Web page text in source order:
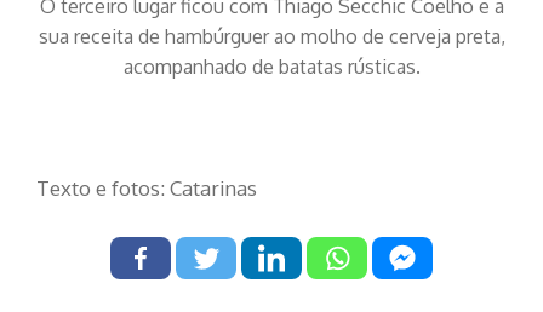
O terceiro lugar ficou com Thiago Secchic Coelho e a
sua receita de hambúrguer ao molho de cerveja preta,
acompanhado de batatas rústicas.
Texto e fotos: Catarinas